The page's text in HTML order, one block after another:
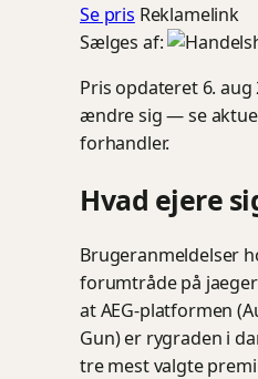
Se pris Reklamelink
Sælges af:
Pris opdateret 6. aug
ændre sig — se
forhandler.
Hvad ejere
Brugeranmeldelser
forumtråde på
at AEG-platformen
Gun) er rygraden i
tre mest valgte